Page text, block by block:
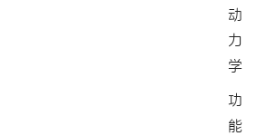
动
力
学
功
能